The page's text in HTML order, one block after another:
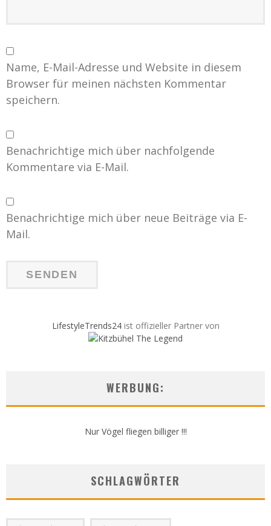
Name, E-Mail-Adresse und Website in diesem
Browser für meinen nächsten Kommentar
speichern.
Benachrichtige mich über nachfolgende
Kommentare via E-Mail.
Benachrichtige mich über neue Beiträge via E-
Mail.
LifestyleTrends24ist offizieller Partner von
WERBUNG:
Nur Vögel fliegen billiger !!!
SCHLAGWÖRTER